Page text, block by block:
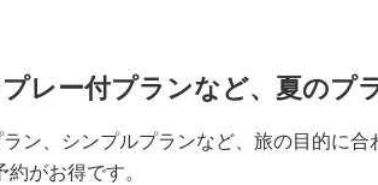
レー付プランなど、夏のプ
ン、シンプルプランなど、旅の目的に
がお得です。